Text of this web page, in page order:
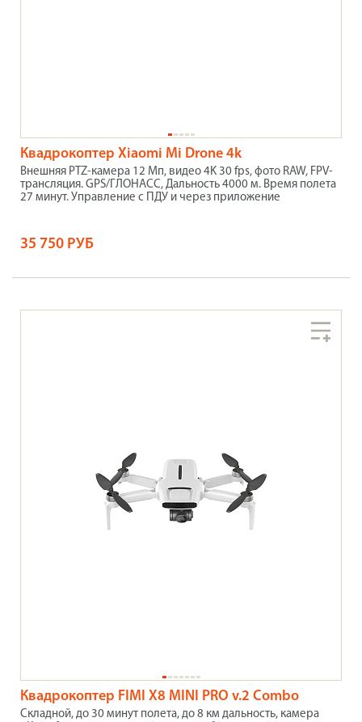
Квадрокоптер Xiaomi Mi Drone 4k
Внешняя PTZ-камера 12 Мп, видео 4K 30 fps, фото RAW, FPV-
трансляция. GPS/ГЛОНАСС, Дальность 4000 м. Время полета
27 минут. Управление с ПДУ и через приложение
35 750 РУБ
Квадрокоптер FIMI X8 MINI PRO v.2 Combo
Складной, до 30 минут полета, до 8 км дальность, камера